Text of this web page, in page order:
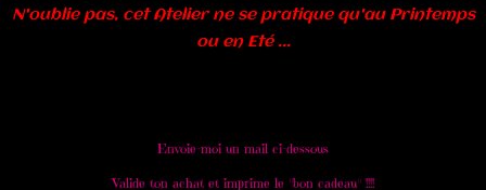
N'oublie pas, cet Atelier ne se pratique qu'au Printemps
ou en Eté ...
Envoie-moi un mail ci-dessous
Valide ton achat et imprime le "bon cadeau" !!!!